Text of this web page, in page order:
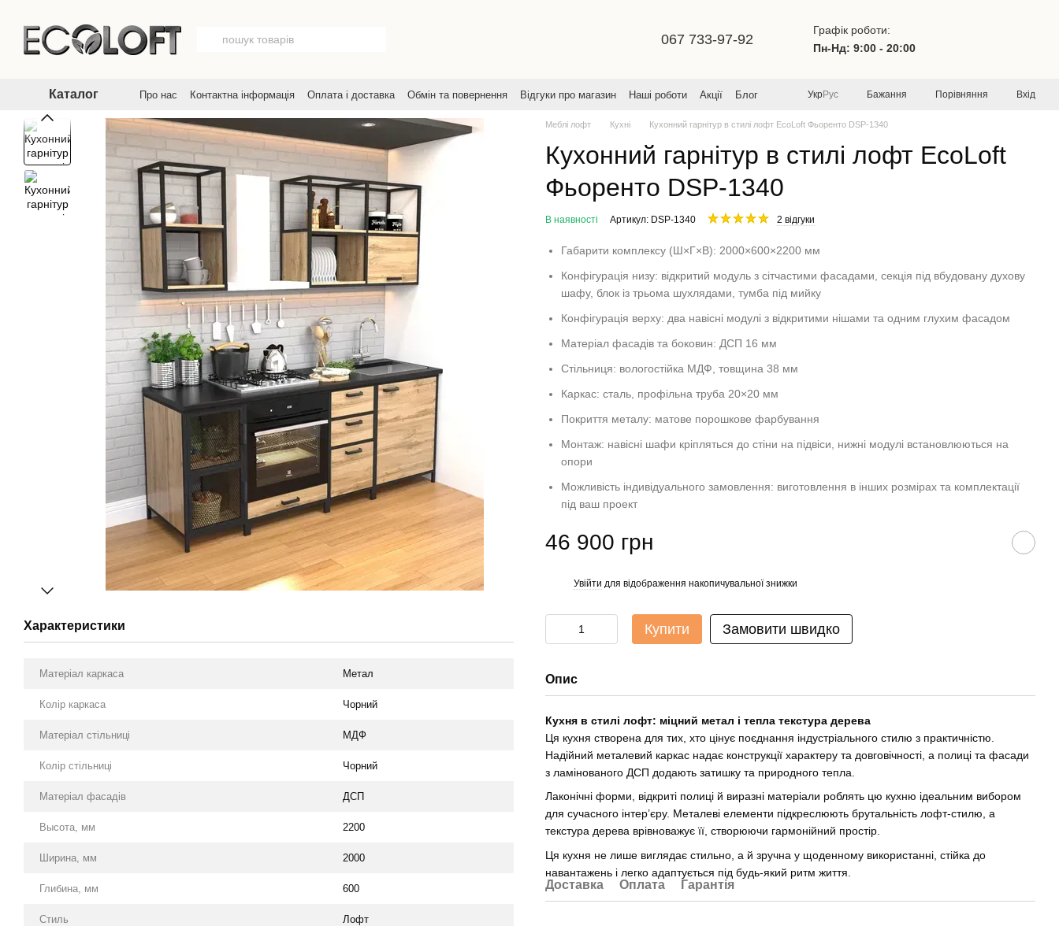
067 733-97-92
Графік роботи:
Пн-Нд: 9:00 - 20:00
Каталог Про нас Контактна інформація Оплата і доставка Обмін та повернення Відгуки про магазин Наші роботи Акції
Блог
УкрРус Бажання Порівняння Вхід
Характеристики
Матеріал каркаса Метал
Колір каркаса Чорний
Матеріал стільниці МДФ
Колір стільниці Чорний
Матеріал фасадів ДСП
Высота, мм 2200
Ширина, мм 2000
Глибина, мм 600
Стиль Лофт
Меблі лофт Кухні Кухонний гарнітур в стилі лофт EcoLoft Фьоренто DSP-1340
Кухонний гарнітур в стилі лофт EcoLoft
Фьоренто DSP-1340
В наявності Артикул: DSP-1340 2 відгуки
Габарити комплексу (Ш×Г×В): 2000×600×2200 мм
Конфігурація низу: відкритий модуль з сітчастими фасадами, секція під вбудовану духову
шафу, блок із трьома шухлядами, тумба під мийку
Конфігурація верху: два навісні модулі з відкритими нішами та одним глухим фасадом
Матеріал фасадів та боковин: ДСП 16 мм
Стільниця: вологостійка МДФ, товщина 38 мм
Каркас: сталь, профільна труба 20×20 мм
Покриття металу: матове порошкове фарбування
Монтаж: навісні шафи кріпляться до стіни на підвіси, нижні модулі встановлюються на
опори
Можливість індивідуального замовлення: виготовлення в інших розмірах та комплектації
під ваш проект
46 900 грн
Увійти для відображення накопичувальної знижки
Купити Замовити швидко
Опис
Кухня в стилі лофт: міцний метал і тепла текстура дерева
Ця кухня створена для тих, хто цінує поєднання індустріального стилю з практичністю.
Надійний металевий каркас надає конструкції характеру та довговічності, а полиці та фасади
з ламінованого ДСП додають затишку та природного тепла.
Лаконічні форми, відкриті полиці й виразні матеріали роблять цю кухню ідеальним вибором
для сучасного інтер’єру. Металеві елементи підкреслюють брутальність лофт-стилю, а
текстура дерева врівноважує її, створюючи гармонійний простір.
Ця кухня не лише виглядає стильно, а й зручна у щоденному використанні, стійка до
навантажень і легко адаптується під будь-який ритм життя.
Доставка Оплата Гарантія